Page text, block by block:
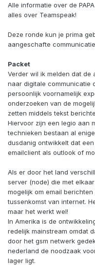
Alle informatie over de PAPA
alles over Teamspeak!
Deze ronde kun je prima
aangeschafte
Packet
Verder wil ik melden dat de
naar digitale communicatie
persoonlijk voornamelijk
onderzoeken van de
zetten middels tekst
Hiervoor zijn een legio aan
technieken bestaan al
dusdanig ontwikkelt dat
emailclient als outlook of
Als er door het land
server (node) die met
mogelijk om email
tussenkomst van internet.
maar het werkt wel!
In Amerika is de
redelijk mainstream omdat
door het gsm netwerk
nederland de noodzaak
lager ligt.